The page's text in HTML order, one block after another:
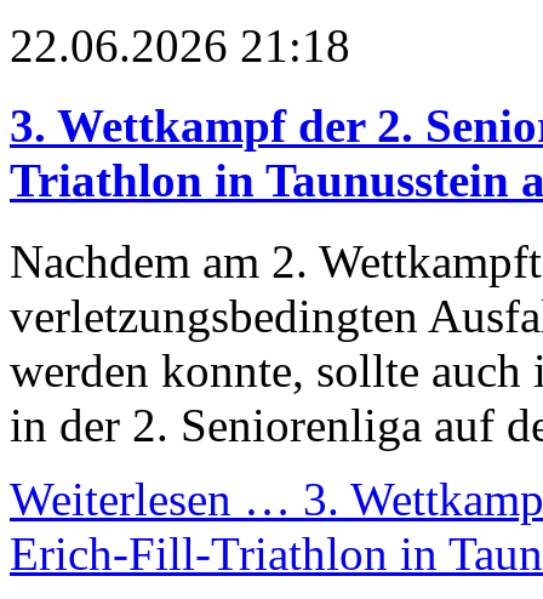
22.06.2026 21:18
3. Wettkampf der 2.
Triathlon in Taunusstein
Nachdem am 2.
verletzungsbedingten
werden konnte, sollte auch
in der 2. Seniorenliga auf
Weiterlesen … 3.
Erich-Fill-Triathlon in